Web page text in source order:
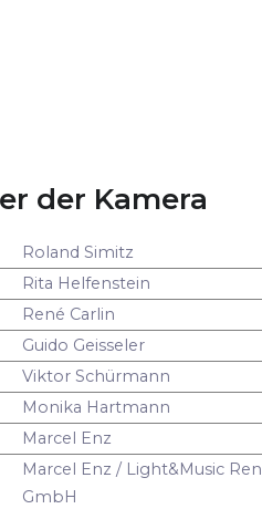
der Kamera
Roland Simitz
Rita Helfenstein
René Carlin
Guido Geisseler
Viktor Schürmann
Monika Hartmann
Marcel Enz
Marcel Enz / Light&Music
GmbH